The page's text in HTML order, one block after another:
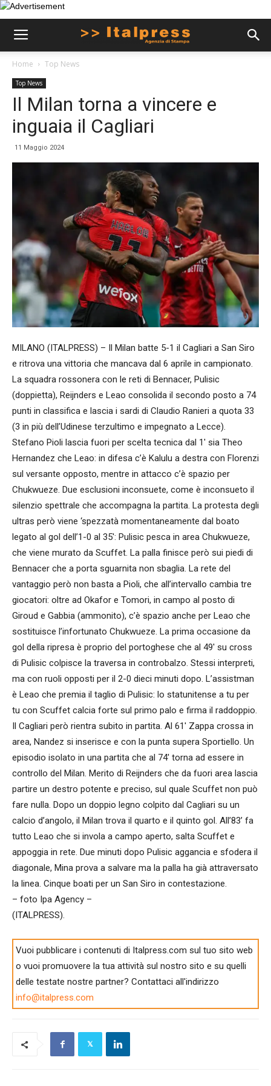
Home Top News
Top News
Il Milan torna a vincere e
inguaia il Cagliari
11 Maggio 2024
MILANO (ITALPRESS) – Il Milan batte 5-1 il Cagliari a San Siro
e ritrova una vittoria che mancava dal 6 aprile in campionato.
La squadra rossonera con le reti di Bennacer, Pulisic
(doppietta), Reijnders e Leao consolida il secondo posto a 74
punti in classifica e lascia i sardi di Claudio Ranieri a quota 33
(3 in più dell’Udinese terzultimo e impegnato a Lecce).
Stefano Pioli lascia fuori per scelta tecnica dal 1′ sia Theo
Hernandez che Leao: in difesa c’è Kalulu a destra con Florenzi
sul versante opposto, mentre in attacco c’è spazio per
Chukwueze. Due esclusioni inconsuete, come è inconsueto il
silenzio spettrale che accompagna la partita. La protesta degli
ultras però viene ‘spezzatà momentaneamente dal boato
legato al gol dell’1-0 al 35′: Pulisic pesca in area Chukwueze,
che viene murato da Scuffet. La palla finisce però sui piedi di
Bennacer che a porta sguarnita non sbaglia. La rete del
vantaggio però non basta a Pioli, che all’intervallo cambia tre
giocatori: oltre ad Okafor e Tomori, in campo al posto di
Giroud e Gabbia (ammonito), c’è spazio anche per Leao che
sostituisce l’infortunato Chukwueze. La prima occasione da
gol della ripresa è proprio del portoghese che al 49′ su cross
di Pulisic colpisce la traversa in controbalzo. Stessi interpreti,
ma con ruoli opposti per il 2-0 dieci minuti dopo. L’assistman
è Leao che premia il taglio di Pulisic: lo statunitense a tu per
tu con Scuffet calcia forte sul primo palo e firma il raddoppio.
Il Cagliari però rientra subito in partita. Al 61′ Zappa crossa in
area, Nandez si inserisce e con la punta supera Sportiello. Un
episodio isolato in una partita che al 74′ torna ad essere in
controllo del Milan. Merito di Reijnders che da fuori area lascia
partire un destro potente e preciso, sul quale Scuffet non può
fare nulla. Dopo un doppio legno colpito dal Cagliari su un
calcio d’angolo, il Milan trova il quarto e il quinto gol. All’83’ fa
tutto Leao che si invola a campo aperto, salta Scuffet e
appoggia in rete. Due minuti dopo Pulisic aggancia e sfodera il
diagonale, Mina prova a salvare ma la palla ha già attraversato
la linea. Cinque boati per un San Siro in contestazione.
– foto Ipa Agency –
(ITALPRESS).
Vuoi pubblicare i contenuti di Italpress.com sul tuo sito web
o vuoi promuovere la tua attività sul nostro sito e su quelli
delle testate nostre partner? Contattaci all'indirizzo
info@italpress.com